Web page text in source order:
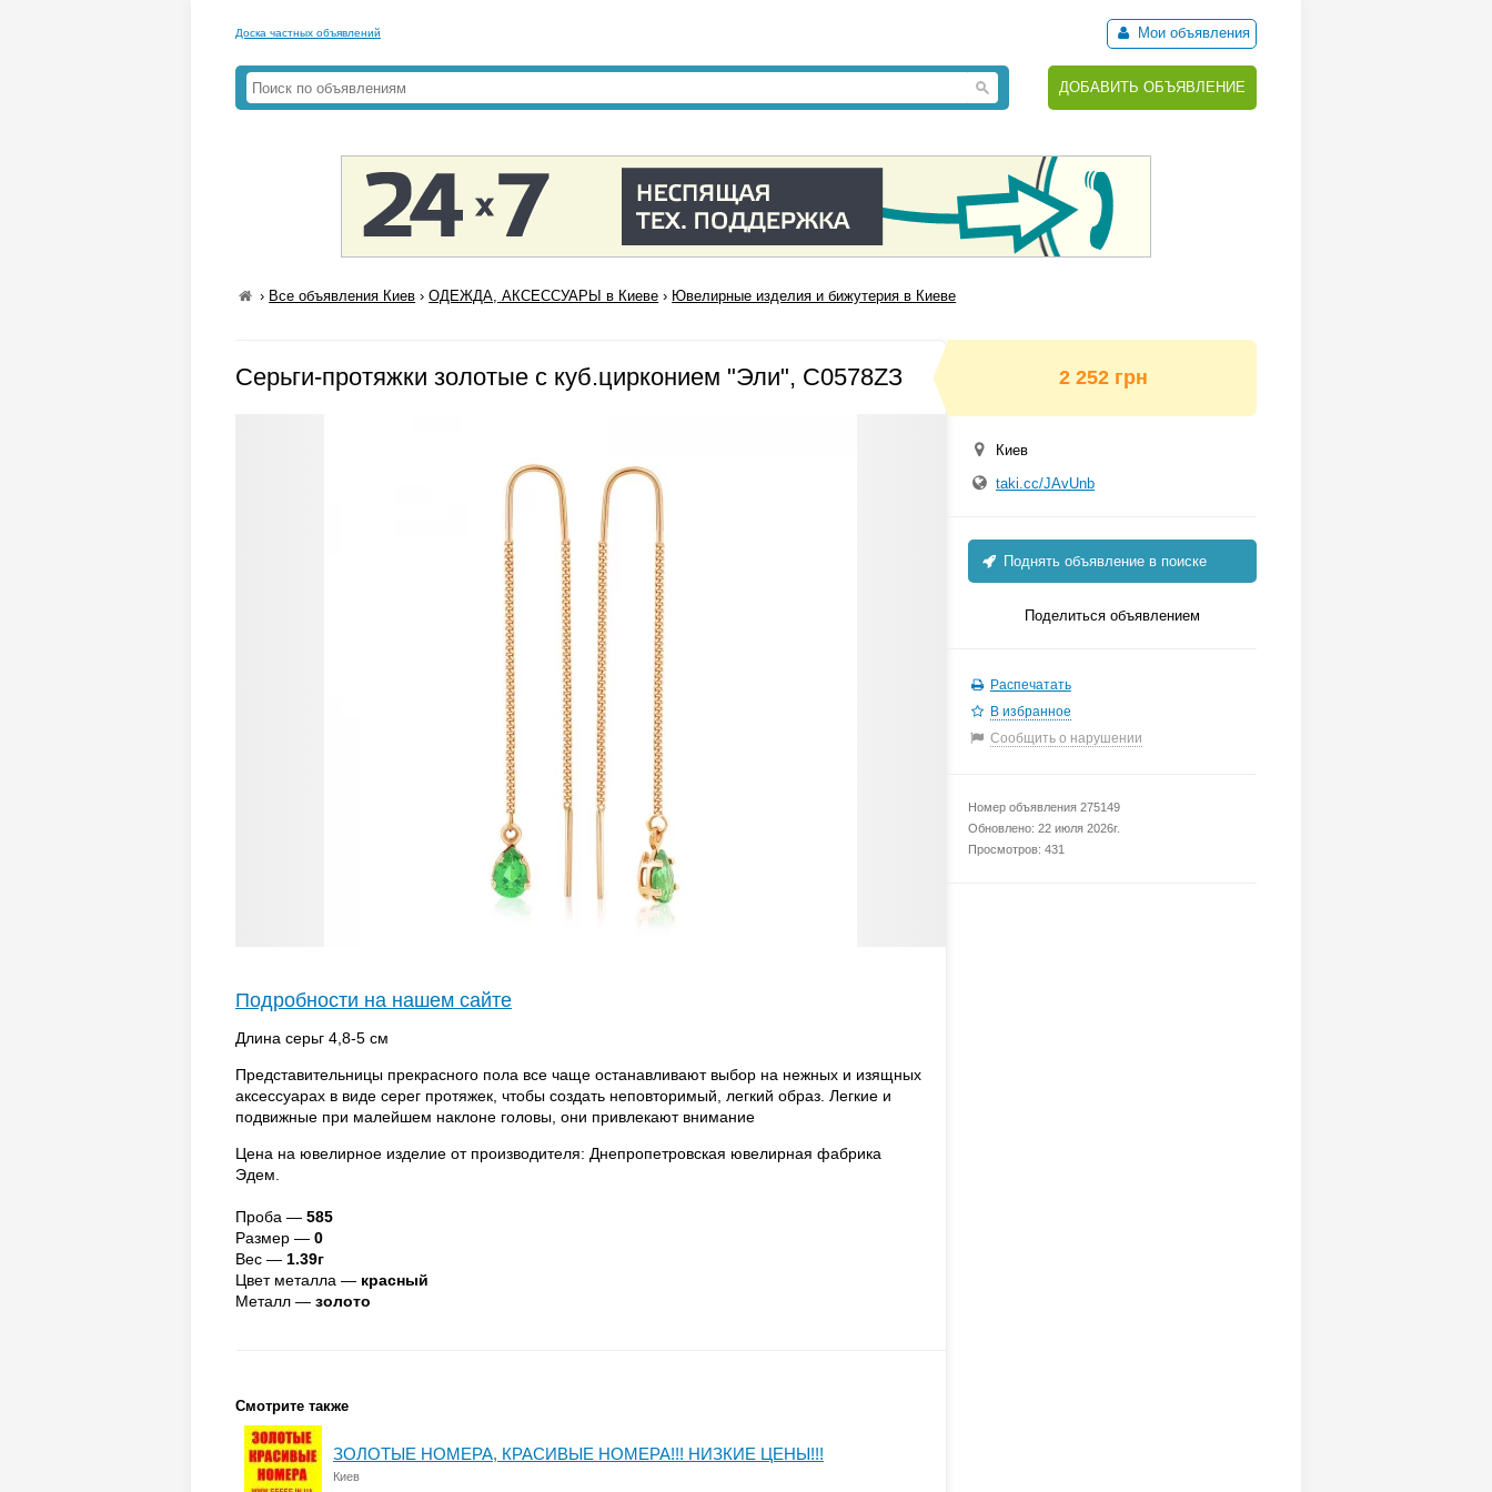
Доска частных объявлений Мои объявления
ДОБАВИТЬ ОБЪЯВЛЕНИЕ
› Все объявления Киев ›ОДЕЖДА, АКСЕССУАРЫ в Киеве › Ювелирные изделия и бижутерия в Киеве
Серьги-протяжки золотые с куб.цирконием "Эли", С0578ZЗ
Подробности на нашем сайте
Длина серьг 4,8-5 см
Представительницы прекрасного пола все чаще останавливают выбор на нежных и изящных
аксессуарах в виде серег протяжек, чтобы создать неповторимый, легкий образ. Легкие и
подвижные при малейшем наклоне головы, они привлекают внимание
Цена на ювелирное изделие от производителя: Днепропетровская ювелирная фабрика
Эдем.
Проба — 585
Размер — 0
Вес — 1.39г
Цвет металла — красный
Металл — золото
Смотрите также
ЗОЛОТЫЕ НОМЕРА, КРАСИВЫЕ НОМЕРА!!! НИЗКИЕ ЦЕНЫ!!!
Киев
2 252 грн
Киев
taki.cc/JAvUnb
Поднять объявление в поиске
Поделиться объявлением
Распечатать
В избранное
Сообщить о нарушении
Номер объявления 275149
Обновлено: 22 июля 2026г.
Просмотров: 431